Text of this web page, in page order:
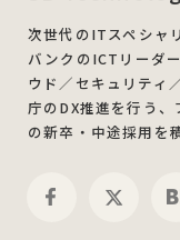
次世代のITスペシャ
バンクのICTリーダ
ウド／セキュリティ
庁のDX推進を行う
の新卒・中途採用を